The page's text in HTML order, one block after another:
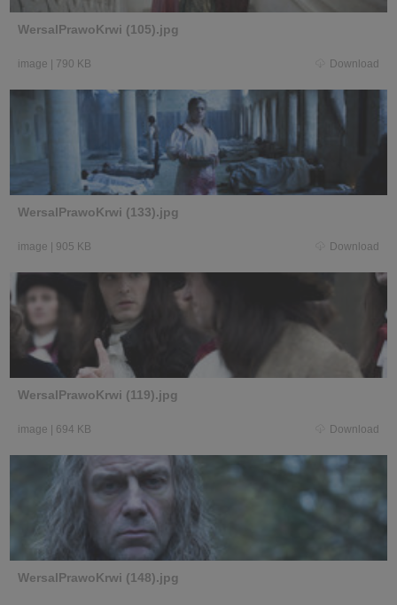
WersalPrawoKrwi (105).jpg
image 790 KB Download
WersalPrawoKrwi (133).jpg
image 905 KB Download
WersalPrawoKrwi (119).jpg
image 694 KB Download
WersalPrawoKrwi (148).jpg